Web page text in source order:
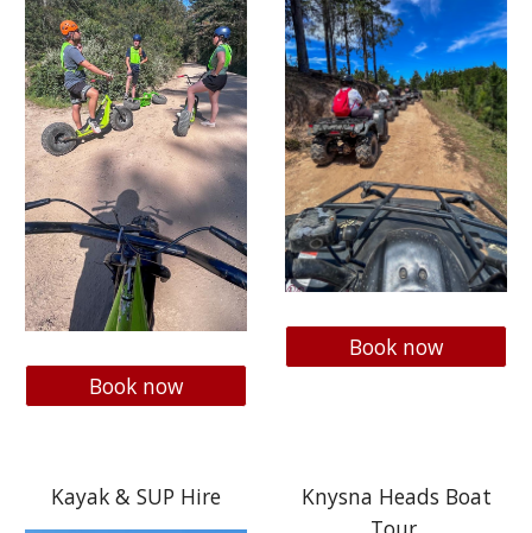
Book now
Book now
Kayak & SUP Hire
Knysna Heads Boat